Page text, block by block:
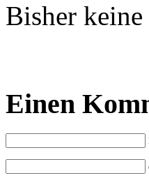
Bisher
Einen